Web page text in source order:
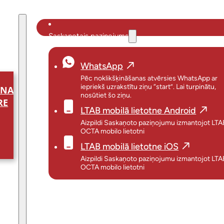
Saskaņotais paziņojums
WhatsApp
Pēc noklikšķināšanas atvērsies WhatsApp ar
iepriekš uzrakstītu ziņu “start”. Lai turpinātu,
nosūtiet šo ziņu.
LTAB mobilā lietotne Android
Aizpildi Saskaņoto paziņojumu izmantojot
OCTA mobilo lietotni
LTAB mobilā lietotne iOS
Aizpildi Saskaņoto paziņojumu izmantojot
OCTA mobilo lietotni